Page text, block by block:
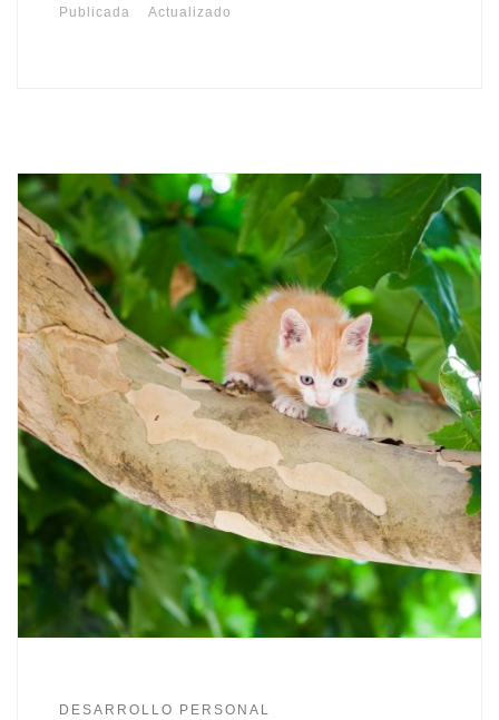
Publicada Actualizado
DESARROLLO PERSONAL